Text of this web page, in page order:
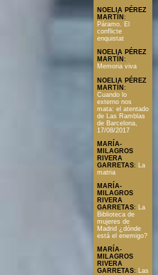
NOELIA PÉREZ
MARTÍN :
Páramo. El
conflicte
enquistat
NOELIA PÉREZ
MARTÍN :
Memoria viva
NOELIA PÉREZ
MARTÍN :
Cuando lo
externo nos
mata: el atentado
de Las Ramblas
de Barcelona,
17/08/2017
MARÍA-
MILAGROS
RIVERA
GARRETAS:
La
matria
MARÍA-
MILAGROS
RIVERA
GARRETAS: La
Biblioteca de
mujeres de
Madrid ¿dónde
está el enemigo?
MARÍA-
MILAGROS
RIVERA
GARRETAS: Las